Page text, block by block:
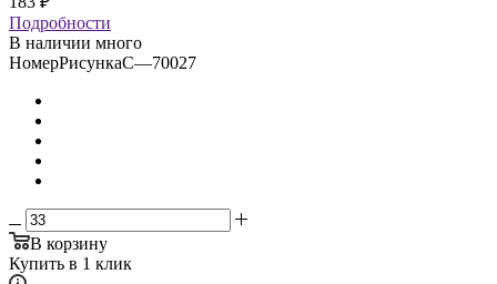
Подробности
В наличии много
НомерРисункаС—70027
В корзину
Купить в 1 клик